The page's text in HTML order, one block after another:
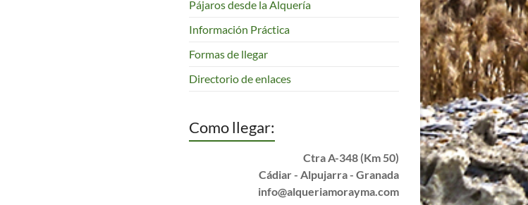
Estaciones
Pájaros desde la Alquería
Información Práctica
Formas de llegar
Ctra A-348 (Km 50)